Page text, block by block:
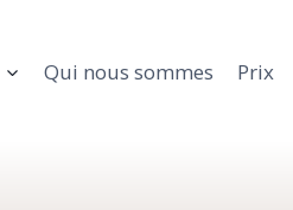
Qui nous sommes Prix